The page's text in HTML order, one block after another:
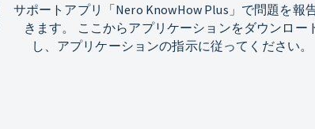
サポートアプリ「Nero KnowHow Plus」で問題を報
きます。 ここからアプリケーションをダウンロー
し、アプリケーションの指示に従ってください。